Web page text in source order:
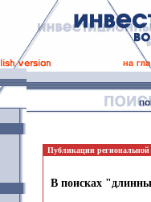
Публикации региональной
В поисках